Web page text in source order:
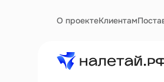
О проектеКлиентам